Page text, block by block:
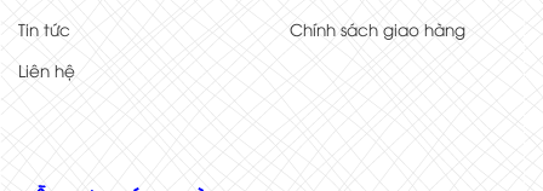
Tin tức
Liên hệ
Chính sách giao hàng